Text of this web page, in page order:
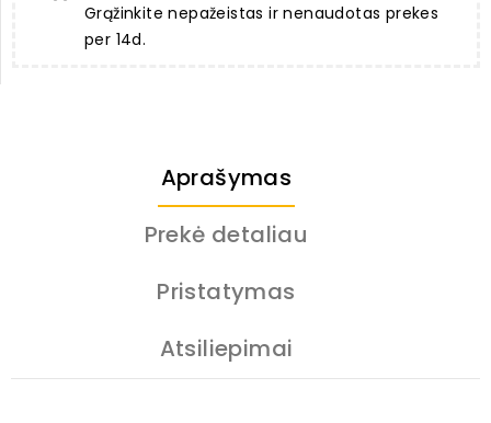
Grąžinkite nepažeistas ir nenaudotas prekes
per 14d.
Aprašymas
Prekė detaliau
Pristatymas
Atsiliepimai